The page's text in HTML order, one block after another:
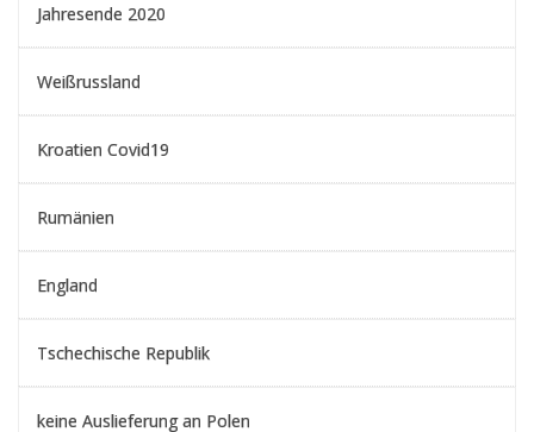
Jahresende 2020
Weißrussland
Kroatien Covid19
Rumänien
England
Tschechische Republik
keine Auslieferung an Polen